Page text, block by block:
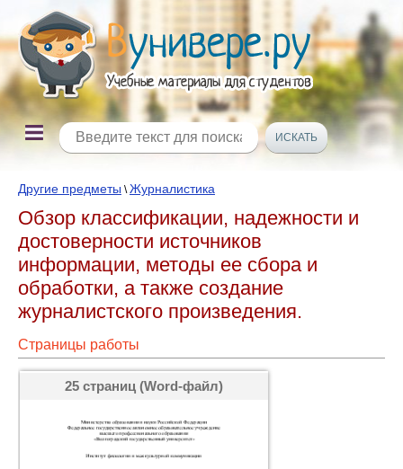
Другие предметы \Журналистика
Обзор классификации, надежности и
достоверности источников
информации, методы ее сбора и
обработки, а также создание
журналистского произведения.
Страницы работы
25 страниц (Word-файл)